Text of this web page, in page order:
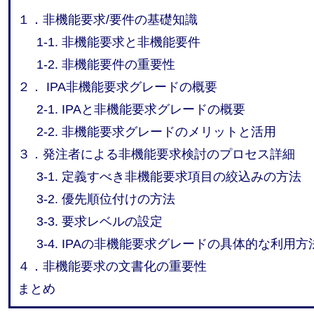
１．非機能要求/要件の基礎知識
1-1. 非機能要求と非機能要件
1-2. 非機能要件の重要性
２． IPA非機能要求グレードの概要
2-1. IPAと非機能要求グレードの概要
2-2. 非機能要求グレードのメリットと活用
３．発注者による非機能要求検討のプロセス詳細
3-1. 定義すべき非機能要求項目の絞込みの方法
3-2. 優先順位付けの方法
3-3. 要求レベルの設定
3-4. IPAの非機能要求グレードの具体的な利用方
４．非機能要求の文書化の重要性
まとめ